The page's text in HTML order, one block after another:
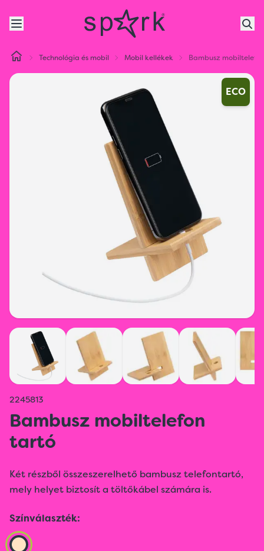
Technológia és mobil Mobil kellékek Bambusz
ECO
2245813
Bambusz mobiltelefon
tartó
Két részből összeszerelhető bambusz telefontartó,
mely helyet biztosít a töltőkábel számára is.
Színválaszték: